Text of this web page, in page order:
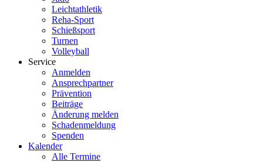
Leichtathletik
Reha-Sport
Schießsport
Turnen
Volleyball
Service
Anmelden
Ansprechpartner
Prävention
Beiträge
Änderung melden
Schadenmeldung
Spenden
Kalender
Alle Termine